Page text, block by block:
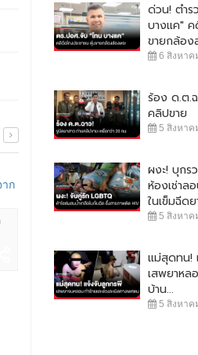
4 นักท่องเที่ยวตกทะเลเกาะล้าน ร่า
14 กุมภาพันธ์ 2565 31,347
ด่วน! ตำร
บางแค" ค
ขายกล้อง
6 สิงหาค
ร้อง ด.ต.
คลิปขาย
5 สิงหาค
ผงะ! บุกร
ห้องเช่าล
ในเข็มฉีดย
5 สิงหาค
แม่สุดทน!
เสพยาหล
บ้าน...
5 สิงหาค